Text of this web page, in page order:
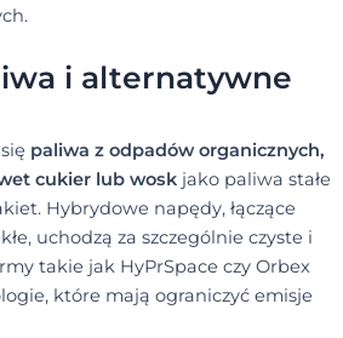
i alternatywne
paliwa z odpadów organicznych,
cukier lub woskjako paliwa stałe
Hybrydowe napędy, łączące
uchodzą za szczególnie czyste i
takie jak HyPrSpace czy Orbex
które mają ograniczyć emisje